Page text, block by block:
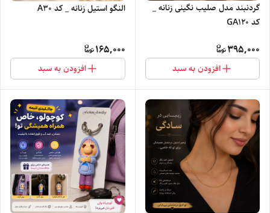
گردنبند مدل صلیب نگینی زنانه _
کد GA120
395,000
افزودن به سبد
النگو استیل زنانه _ کد A30
165,000
افزودن به سبد